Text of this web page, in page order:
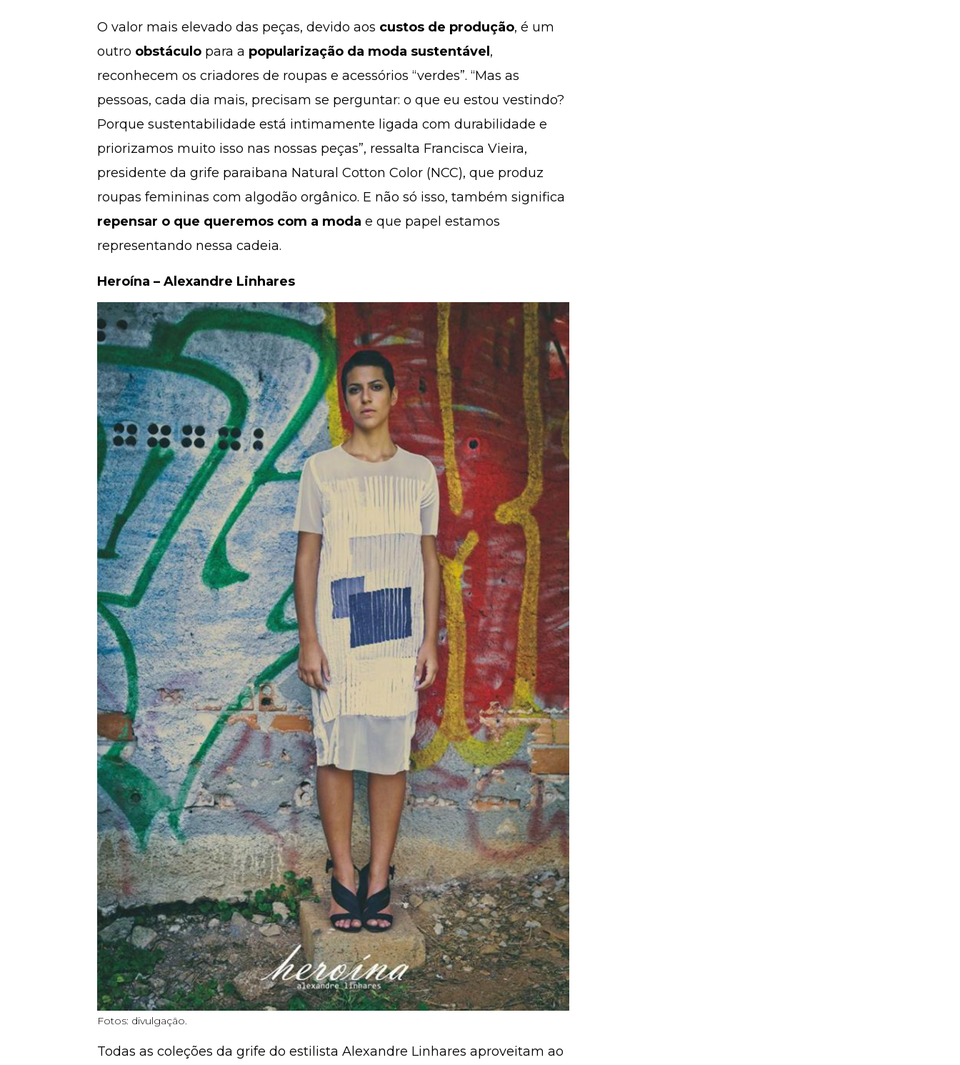
O valor mais elevado das peças, devido aos custos de produção, é um
outro obstáculo para a popularização da moda sustentável ,
reconhecem os criadores de roupas e acessórios “verdes”. “Mas as
pessoas, cada dia mais, precisam se perguntar: o que eu estou vestindo?
Porque sustentabilidade está intimamente ligada com durabilidade e
priorizamos muito isso nas nossas peças”, ressalta Francisca Vieira,
presidente da grife paraibana Natural Cotton Color (NCC), que produz
roupas femininas com algodão orgânico. E não só isso, também significa
repensar o que queremos com a moda e que papel estamos
representando nessa cadeia.
Heroína – Alexandre Linhares
Fotos: divulgação.
Todas as coleções da grife do estilista Alexandre Linhares aproveitam ao